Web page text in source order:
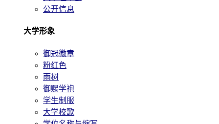
公开信息
大学形象
御冠徽章
粉红色
雨树
御赐学袍
学生制服
大学校歌